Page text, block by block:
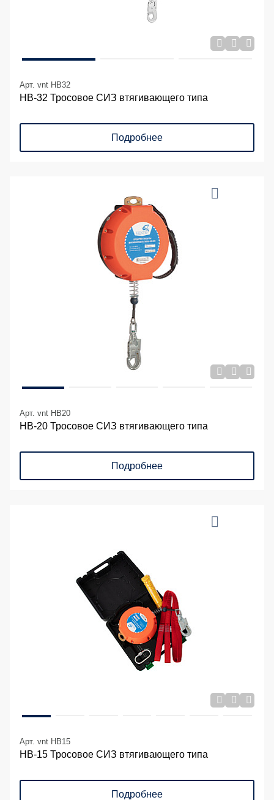
Арт. vnt HB32
НВ-32 Тросовое СИЗ втягивающего типа
Подробнее
Арт. vnt HB20
НВ-20 Тросовое СИЗ втягивающего типа
Подробнее
Арт. vnt HB15
НВ-15 Тросовое СИЗ втягивающего типа
Подробнее